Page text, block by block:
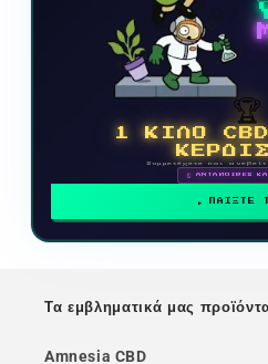
🏆
1 ΚΙΛΟ
Συμμετέχετε και
🗓 ΑΝΤΑΜΟΙΒΕΣ
ΠΑΙΞΤΕ
Τα εμβληματικά μας
Amnesia CBD